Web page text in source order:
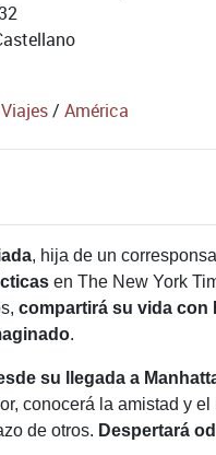
/ América
, hija de un
en The New York
compartirá su vida con
.
su llegada a
conocerá la amistad y
de otros. Despertará